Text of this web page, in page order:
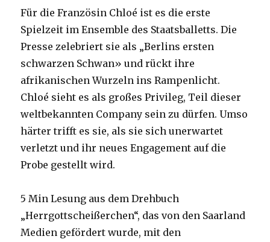
Für die Französin Chloé ist es die erste
Spielzeit im Ensemble des Staatsballetts. Die
Presse zelebriert sie als „Berlins ersten
schwarzen Schwan» und rückt ihre
afrikanischen Wurzeln ins Rampenlicht.
Chloé sieht es als großes Privileg, Teil dieser
weltbekannten Company sein zu dürfen. Umso
härter trifft es sie, als sie sich unerwartet
verletzt und ihr neues Engagement auf die
Probe gestellt wird.
5 Min Lesung aus dem Drehbuch
„Herrgottscheißerchen“, das von den Saarland
Medien gefördert wurde, mit den